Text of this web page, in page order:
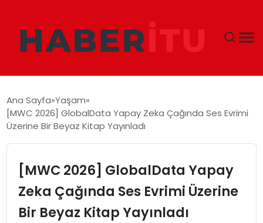
DÜNYA
SIYASET
TEKNOLOJI
Ana Sayfa Yaşam
[MWC 2026] GlobalData Yapay Zeka Çağında Ses Evrimi
Üzerine Bir Beyaz Kitap Yayınladı
[MWC 2026] GlobalData Yapay
Zeka Çağında Ses Evrimi Üzerine
Bir Beyaz Kitap Yayınladı